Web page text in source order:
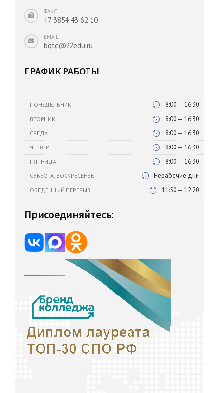
ФАКС
+7 3854 43 62 10
EMAIL
bgtc@22edu.ru
ГРАФИК РАБОТЫ
ПОНЕДЕЛЬНИК 8:00 — 16:30
ВТОРНИК 8:00 — 16:30
СРЕДА 8:00 — 16:30
ЧЕТВЕРГ 8:00 — 16:30
ПЯТНИЦА 8:00 — 16:30
СУББОТА, ВОСКРЕСЕНЬЕ Нерабочие дни
ОБЕДЕННЫЙ ПЕРЕРЫВ 11:50 — 12:20
Присоединяйтесь: